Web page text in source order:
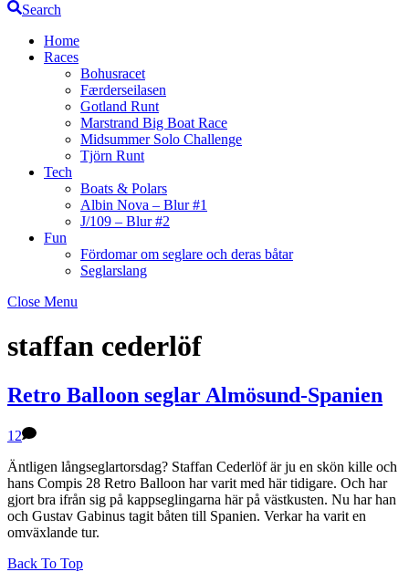
Search
Home
Races
Bohusracet
Færderseilasen
Gotland Runt
Marstrand Big Boat Race
Midsummer Solo Challenge
Tjörn Runt
Tech
Boats & Polars
Albin Nova – Blur #1
J/109 – Blur #2
Fun
Fördomar om seglare och deras båtar
Seglarslang
Close Menu
staffan cederlöf
Retro Balloon seglar Almösund-Spanien
12
Äntligen långseglartorsdag? Staffan Cederlöf är ju en skön kille och
hans Compis 28 Retro Balloon har varit med här tidigare. Och har
gjort bra ifrån sig på kappseglingarna här på västkusten. Nu har han
och Gustav Gabinus tagit båten till Spanien. Verkar ha varit en
omväxlande tur.
Back To Top